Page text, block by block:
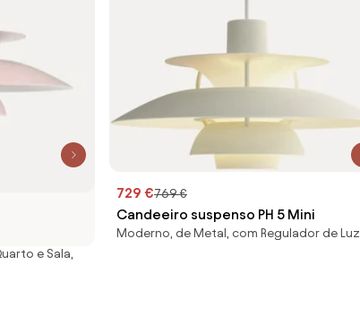
e Sala,
729 €769 €
Candeeiro suspenso PH 5 Mini
Moderno, de Metal, com Regulador de Luz